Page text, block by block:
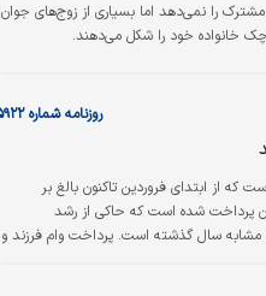
را نمی‌دهد اما بسیاری از زوج‌های جوان
خانواده خود را شکل می‌دهند.
روزنامه شماره ۵۹۲۲
برای پرداخت وام ازدواج ۱۴۴همت است که از ابتدای فروردین تاکنون بالغ بر
بانکی به ۶۵۸هزار متقاضیان پرداخت شده است که حاکی از رشد
مشابه سال گذشته است. پرداخت وام فرزند و